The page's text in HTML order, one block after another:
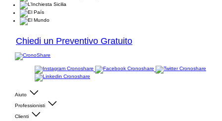
Chiedi un Preventivo Gratuito
Aiuto
Professionisti
Clienti